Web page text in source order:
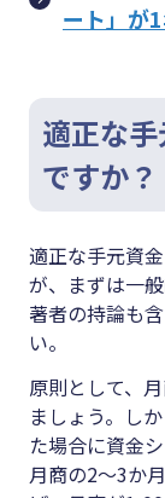
ート」が
適正な
ですか？
適正な手元資
が、まずは一
著者の持論も
い。
原則として、
ましょう。し
た場合に資金
月商の2～3か